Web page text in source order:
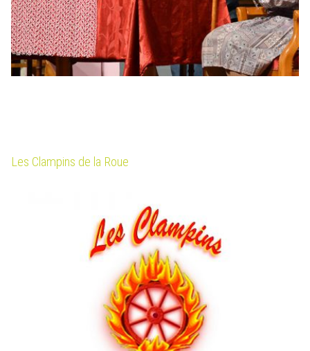
Les Clampins de la Roue